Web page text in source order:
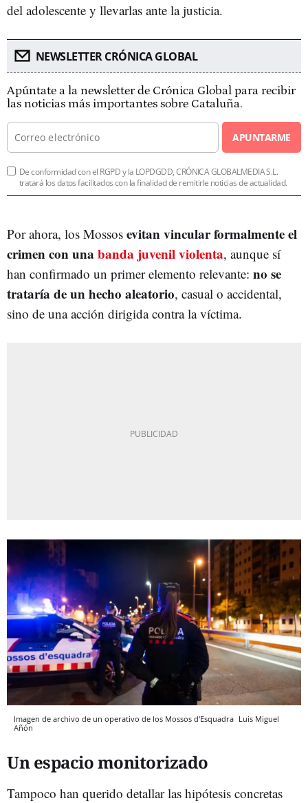
del adolescente y llevarlas ante la justicia.
NEWSLETTER CRÓNICA GLOBAL
Apúntate a la newsletter de Crónica Global para recibir
las noticias más importantes sobre Cataluña.
APUNTARME
De conformidad con el RGPD y la LOPDGDD, CRÓNICA GLOBALMEDIA S.L.
tratará los datos facilitados con la finalidad de remitirle noticias de actualidad.
Por ahora, los Mossos evitan vincular formalmente el
crimen con una banda juvenil violenta, aunque sí
han confirmado un primer elemento relevante: no se
trataría de un hecho aleatorio, casual o accidental,
sino de una acción dirigida contra la víctima.
Imagen de archivo de un operativo de los Mossos d'Esquadra Luis Miguel
Añón
Un espacio monitorizado
Tampoco han querido detallar las hipótesis concretas